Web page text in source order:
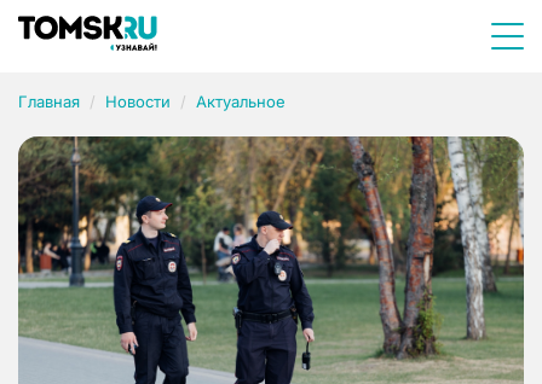
Главная Новости Актуальное